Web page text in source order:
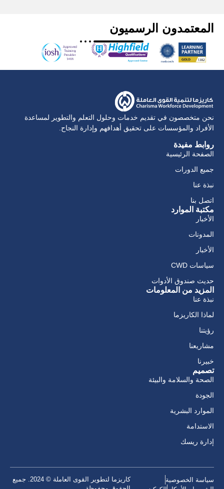
المعتمدون الرسميون
نحن متخصصون في تقديم خدمات وحلول التعلم والتطوير لمساعدة
الأفراد والمؤسسات على تحقيق أهدافهم وإدارة النجاح.
روابط مفيدة
الصفحة الرئيسية
جميع الدورات
نبذة عنا
اتصل بنا
مكتبة الموارد
الأخبار
المدونات
الأخبار
سياسات CWD
حديث صندوق الأدوات
المزيد من المعلومات
نبذة عنا
لماذا الكاريزما
رؤيتنا
مشاريعنا
خبيرنا
تصميم
الصحة والسلامة والبيئة
الجودة
الموارد البشرية
الاستدامة
إدارة ريسك
كاريزما لتطوير القوى العاملة © 2024. جميع
سياسة الخصوصية